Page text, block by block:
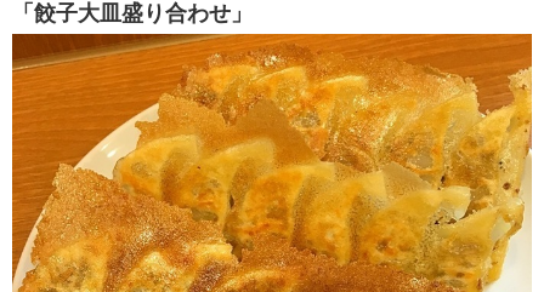
「餃子大皿盛り合わせ」